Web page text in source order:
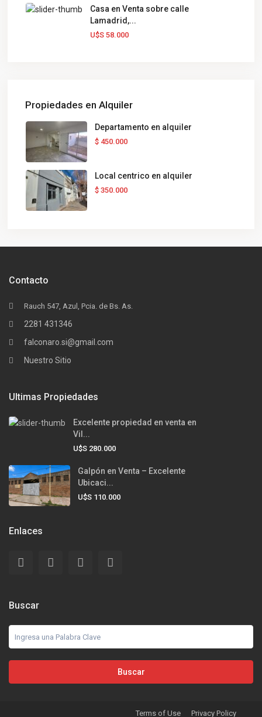
Casa en Venta sobre calle
Lamadrid,...
U$S 58.000
Propiedades en Alquiler
Departamento en alquiler
$ 450.000
Local centrico en alquiler
$ 350.000
Contacto
Rauch 547, Azul, Pcia. de Bs. As.
2281 431346
falconaro.si@gmail.com
Nuestro Sitio
Ultimas Propiedades
Excelente propiedad en venta en
Vil...
U$S 280.000
Galpón en Venta – Excelente
Ubicaci...
U$S 110.000
Enlaces
Buscar
Buscar
Terms of Use Privacy Policy